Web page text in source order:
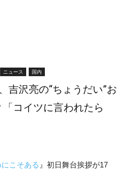
ニュース 国内
吉沢亮の“ちょうだい”お
コイツに言われたら
こそある 』初日舞台挨拶が17